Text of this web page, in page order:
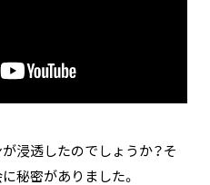
浸透したのでしょうか？そ
秘密がありました。